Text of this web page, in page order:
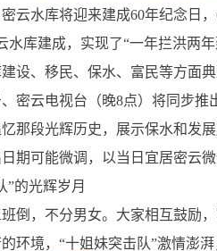
云水库将迎来建成60年纪念日
水库建成，实现了“一年拦洪两年
设、移民、保水、富民等方面
密云电视台（晚8点）将同步
那段光辉历史，展示保水和发展
日期可能微调，以当日宜居密云微
”的光辉岁月
倒，不分男女。大家相互鼓励
环境，“十姐妹突击队”激情澎